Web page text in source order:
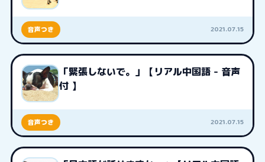
音声つき 2021.07.15
「緊張しないで。」【リアル中国語 - 音声
付 】
音声つき 2021.07.15